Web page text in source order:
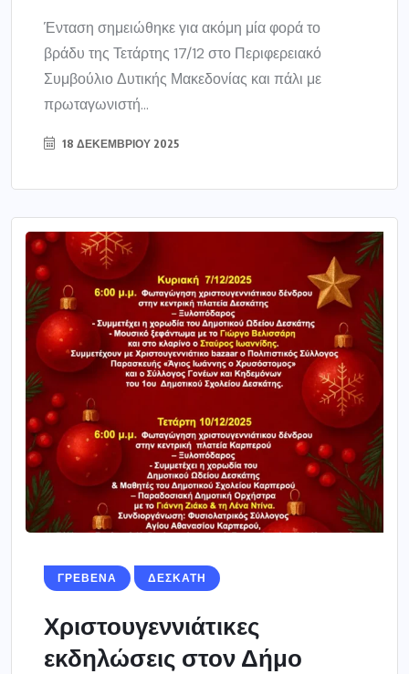
Ένταση σημειώθηκε για ακόμη μία φορά το
βράδυ της Τετάρτης 17/12 στο Περιφερειακό
Συμβούλιο Δυτικής Μακεδονίας και πάλι με
πρωταγωνιστή...
18 ΔΕΚΕΜΒΡΊΟΥ 2025
ΓΡΕΒΕΝΑ ΔΕΣΚΑΤΗ
Χριστουγεννιάτικες
εκδηλώσεις στον Δήμο